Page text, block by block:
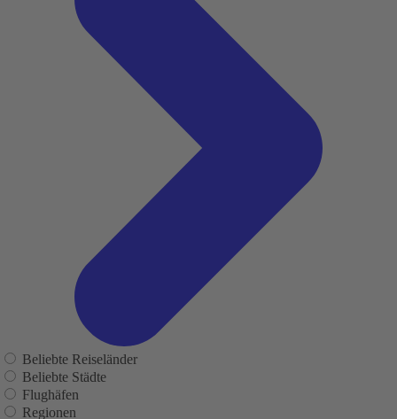
Beliebte Reiseländer
Beliebte Städte
Flughäfen
Regionen